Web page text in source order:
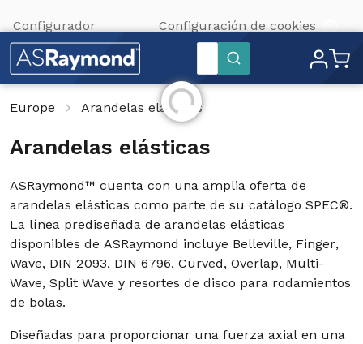
Configurador Configuración de cookies
Buscar
Europe Arandelas elásticas
Inicializando...
Arandelas elásticas
ASRaymond™ cuenta con una amplia oferta de
arandelas elásticas como parte de su catálogo SPEC®.
La línea prediseñada de arandelas elásticas
disponibles de ASRaymond incluye Belleville, Finger,
Wave, DIN 2093, DIN 6796, Curved, Overlap, Multi-
Wave, Split Wave y resortes de disco para rodamientos
de bolas.
Diseñadas para proporcionar una fuerza axial en una